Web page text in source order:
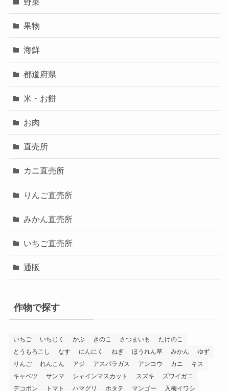
果物
海鮮
都道府県
米・お餅
お肉
直売所
カニ直売所
りんご直売所
みかん直売所
いちご直売所
通販
作物で探す
いちご いちじく かぶ きのこ さつまいも
たけのこ
とうもろこし
なす にんにく ねぎ ほうれん草 みかん
ゆず
りんご
れんこん アジ アスパラガス アンコウ カニ
キス
キャベツ
サンマ シャインマスカット スズキ
ズワイガニ
デコポン
トマト ハマグリ ホタテ マンゴー 入梅イワシ